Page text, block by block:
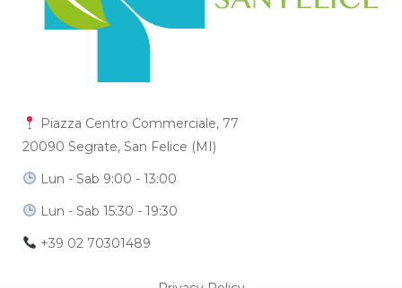
Piazza Centro Commerciale, 77
20090 Segrate, San Felice (MI)
Lun - Sab 9:00 - 13:00
Lun - Sab 15:30 - 19:30
+39 02 70301489